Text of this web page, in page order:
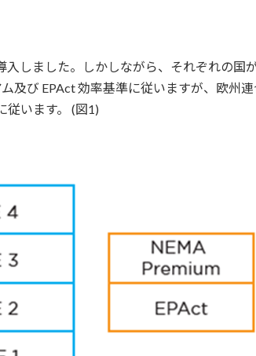
しました。しかしながら、それぞれの国
及び EPAct 効率基準に従いますが、欧州
従います。 (図1)